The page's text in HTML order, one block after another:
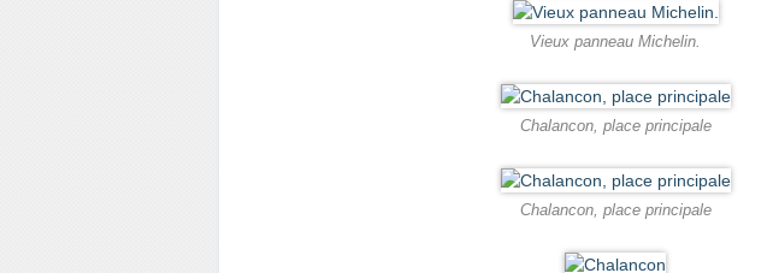
Vieux panneau Michelin.
Chalancon, place principale
Chalancon, place principale